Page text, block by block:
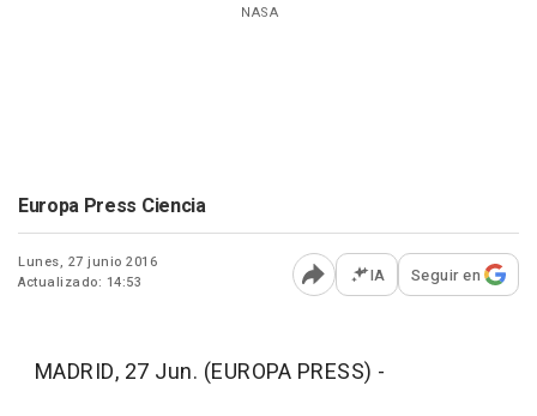
NASA
Europa Press Ciencia
Lunes, 27 junio 2016
Actualizado: 14:53
Abrir opciones para
IA Seguir en
MADRID, 27 Jun. (EUROPA PRESS) -